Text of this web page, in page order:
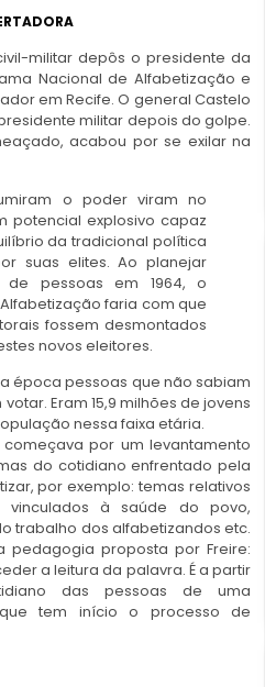
militar depôs o presidente da
Nacional de Alfabetização e
em Recife. O general Castelo
militar depois do golpe.
acabou por se exilar na
o poder viram no
potencial explosivo capaz
da tradicional política
suas elites. Ao planejar
de pessoas em 1964, o
faria com que
fossem desmontados
novos eleitores.
época pessoas que não sabiam
Eram 15,9 milhões de jovens
nessa faixa etária.
por um levantamento
do cotidiano enfrentado pela
por exemplo: temas relativos
à saúde do povo,
trabalho dos alfabetizandos etc.
pedagogia proposta por Freire:
a leitura da palavra. É a partir
das pessoas de uma
tem início o processo de